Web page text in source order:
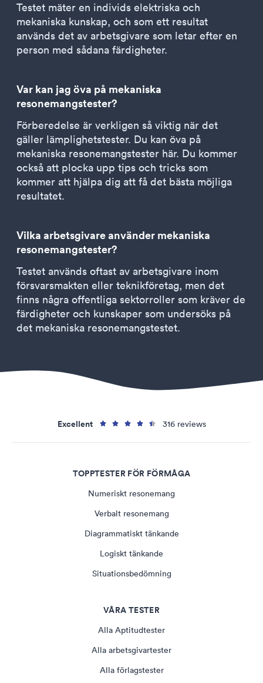
Testet mäter en individs elektriska och
mekaniska kunskap, och som ett resultat
används det av arbetsgivare som letar efter en
person med sådana färdigheter.
Var kan jag öva på mekaniska
resonemangstester?
Förberedelse är verkligen så viktig när det
gäller lämplighetstester. Du kan öva på
mekaniska resonemangstester här. Du kommer
också att plocka upp tips och tricks som
kommer att hjälpa dig att få det bästa möjliga
resultatet.
Vilka arbetsgivare använder mekaniska
resonemangstester?
Testet används oftast av arbetsgivare inom
försvarsmakten eller teknikföretag, men det
finns några offentliga sektorroller som kräver de
färdigheter och kunskaper som undersöks på
det mekaniska resonemangstestet.
Excellent 316 reviews
TOPPTESTER FÖR FÖRMÅGA
Numeriskt resonemang
Verbalt resonemang
Diagrammatiskt tänkande
Logiskt tänkande
Situationsbedömning
VÅRA TESTER
Alla Aptitudtester
Alla arbetsgivartester
Alla förlagstester